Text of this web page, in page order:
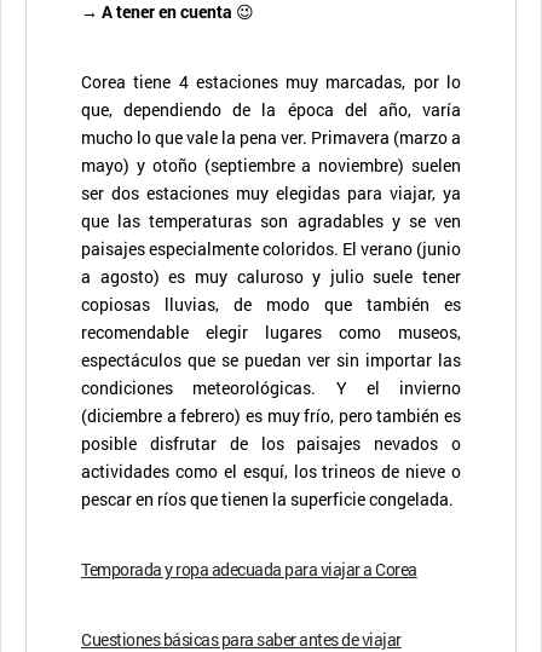
→ A tener en cuenta 😉
Corea tiene 4 estaciones muy marcadas, por lo
que, dependiendo de la época del año, varía
mucho lo que vale la pena ver. Primavera (marzo a
mayo) y otoño (septiembre a noviembre) suelen
ser dos estaciones muy elegidas para viajar, ya
que las temperaturas son agradables y se ven
paisajes especialmente coloridos. El verano (junio
a agosto) es muy caluroso y julio suele tener
copiosas lluvias, de modo que también es
recomendable elegir lugares como museos,
espectáculos que se puedan ver sin importar las
condiciones meteorológicas. Y el invierno
(diciembre a febrero) es muy frío, pero también es
posible disfrutar de los paisajes nevados o
actividades como el esquí, los trineos de nieve o
pescar en ríos que tienen la superficie congelada.
Temporada y ropa adecuada para viajar a Corea
Cuestiones básicas para saber antes de viajar